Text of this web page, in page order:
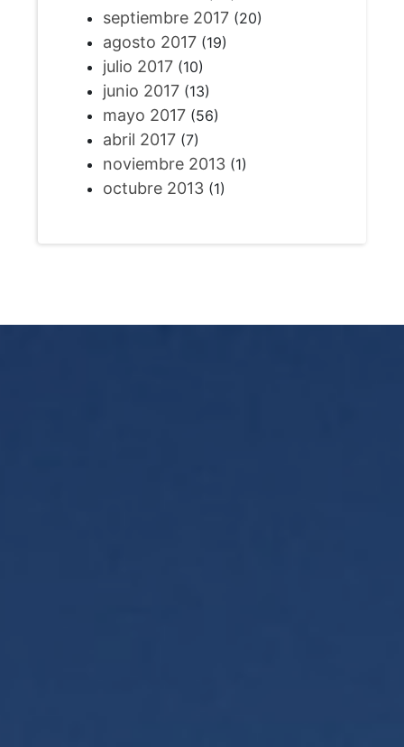
septiembre 2017(20)
agosto 2017(19)
julio 2017(10)
junio 2017(13)
mayo 2017(56)
abril 2017(7)
noviembre 2013(1)
octubre 2013(1)